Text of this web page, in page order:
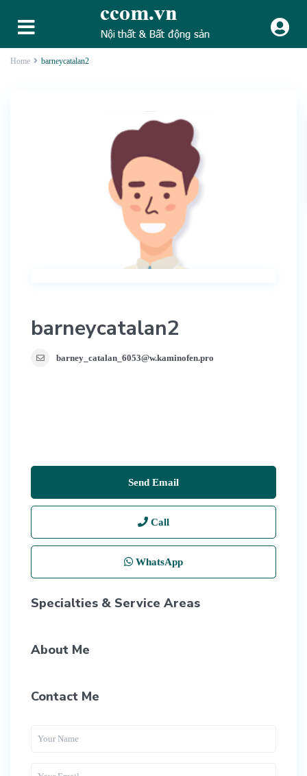
Home barneycatalan2
barneycatalan2
barney_catalan_6053@w.kaminofen.pro
Send Email
Call
WhatsApp
Specialties & Service Areas
About Me
Contact Me